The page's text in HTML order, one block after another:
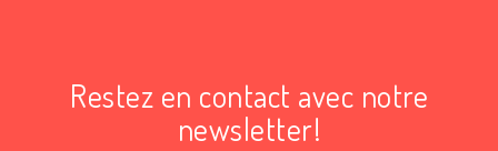
Restez en contact avec notre
newsletter!